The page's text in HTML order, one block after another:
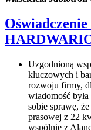
Uzgodnioną
kluczowych i
rozwoju firmy,
wiadomość
sobie sprawę,
prasowej z 22
wspólnie z